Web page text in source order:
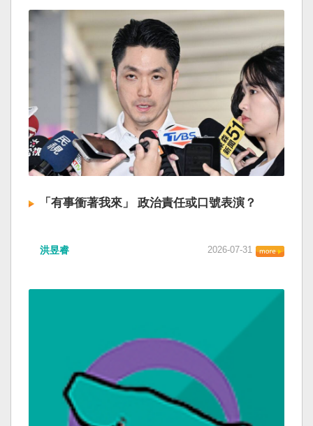
「有事衝著我來」 政治責任或口號表演？
洪昱睿 2026-07-31